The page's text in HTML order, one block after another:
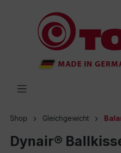
springen
Shop Gleichgewicht
Dynair®